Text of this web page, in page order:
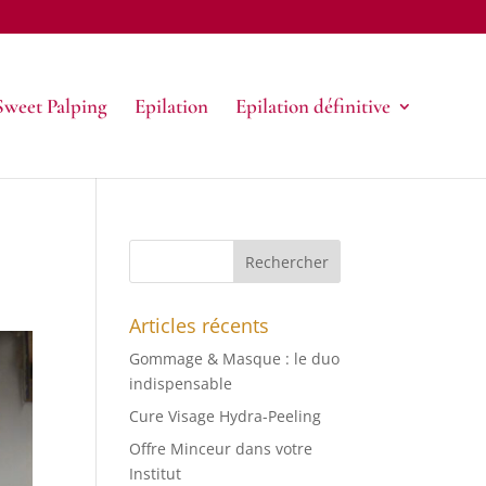
Palping Epilation Epilation définitive
Articles récents
Gommage & Masque : le duo
indispensable
Cure Visage Hydra-Peeling
Offre Minceur dans votre
Institut